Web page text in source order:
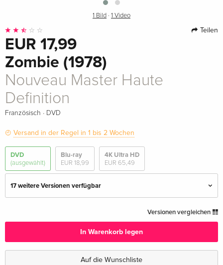
1 Bild · 1 Video
Teilen
EUR 17,99
Zombie (1978)
Nouveau Master Haute
Definition
Französisch · DVD
Versand in der Regel in 1 bis 2 Wochen
DVD
(ausgewählt)
Blu-ray
EUR 18,99
4K Ultra HD
EUR 65,49
17 weitere Versionen verfügbar
Deutsch
EUR 17,99
Standard Edition
vergriffen
Versionen vergleichen
In Warenkorb legen
Auf die Wunschliste